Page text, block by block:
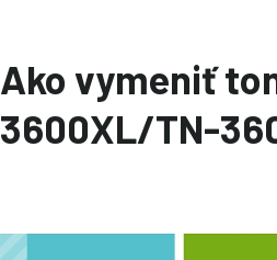
Ako vymeniť
3600XL/TN-